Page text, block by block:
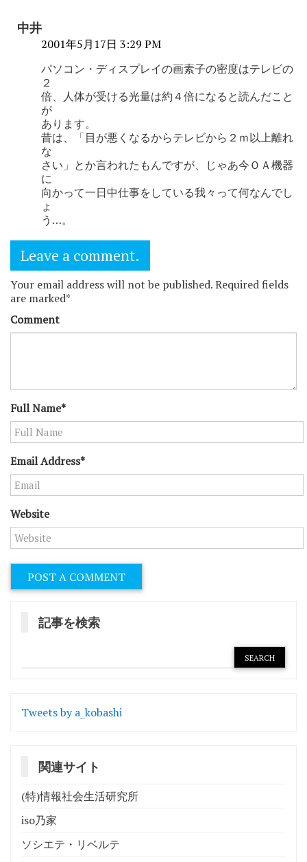
中井
2001年5月17日 3:29 PM
パソコン・ディスプレイの画素子の密度はテレビの
２
倍、人体が受ける光量は約４倍になると読んだこと
が
あります。
昔は、「目が悪くなるからテレビから２ｍ以上離れ
な
さい」とか言われたもんですが、じゃあ今ＯＡ機器
に
向かって一日中仕事をしている我々って何なんでし
ょ
う…。
Leave a comment.
Your email address will not be published. Required fields
are marked*
Comment
Full Name*
Email Address*
Website
記事を検索
Tweets by a_kobashi
関連サイト
(特)情報社会生活研究所
iso乃家
ソシエテ・リベルテ